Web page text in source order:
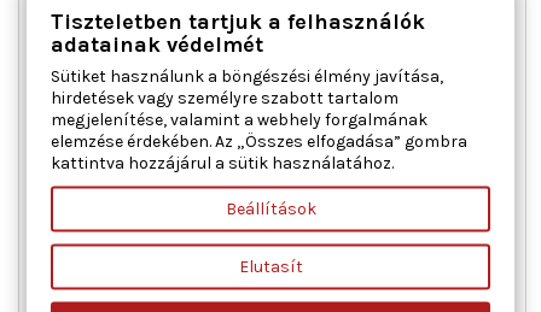
MAGNETI MARELLI 350103161400 ABLAKEMELŐ JOBB ELSŐ
FIAT LANCIA
Ajtók száma : 5, Beépítési oldal : jobb első, Kiegészítő
cikk/kiegészítő info : Villanymotor nélkül, Működési mód :
elektromos, Páros cikkszám : 350103161300
Tiszteletben tartjuk a felhasználók
adatainak védelmét
Sütiket használunk a böngészési élmény javítása,
hirdetések vagy személyre szabott tartalom
megjelenítése, valamint a webhely forgalmának
elemzése érdekében. Az „Összes elfogadása” gombra
kattintva hozzájárul a sütik használatához.
Beállítások
Elutasít